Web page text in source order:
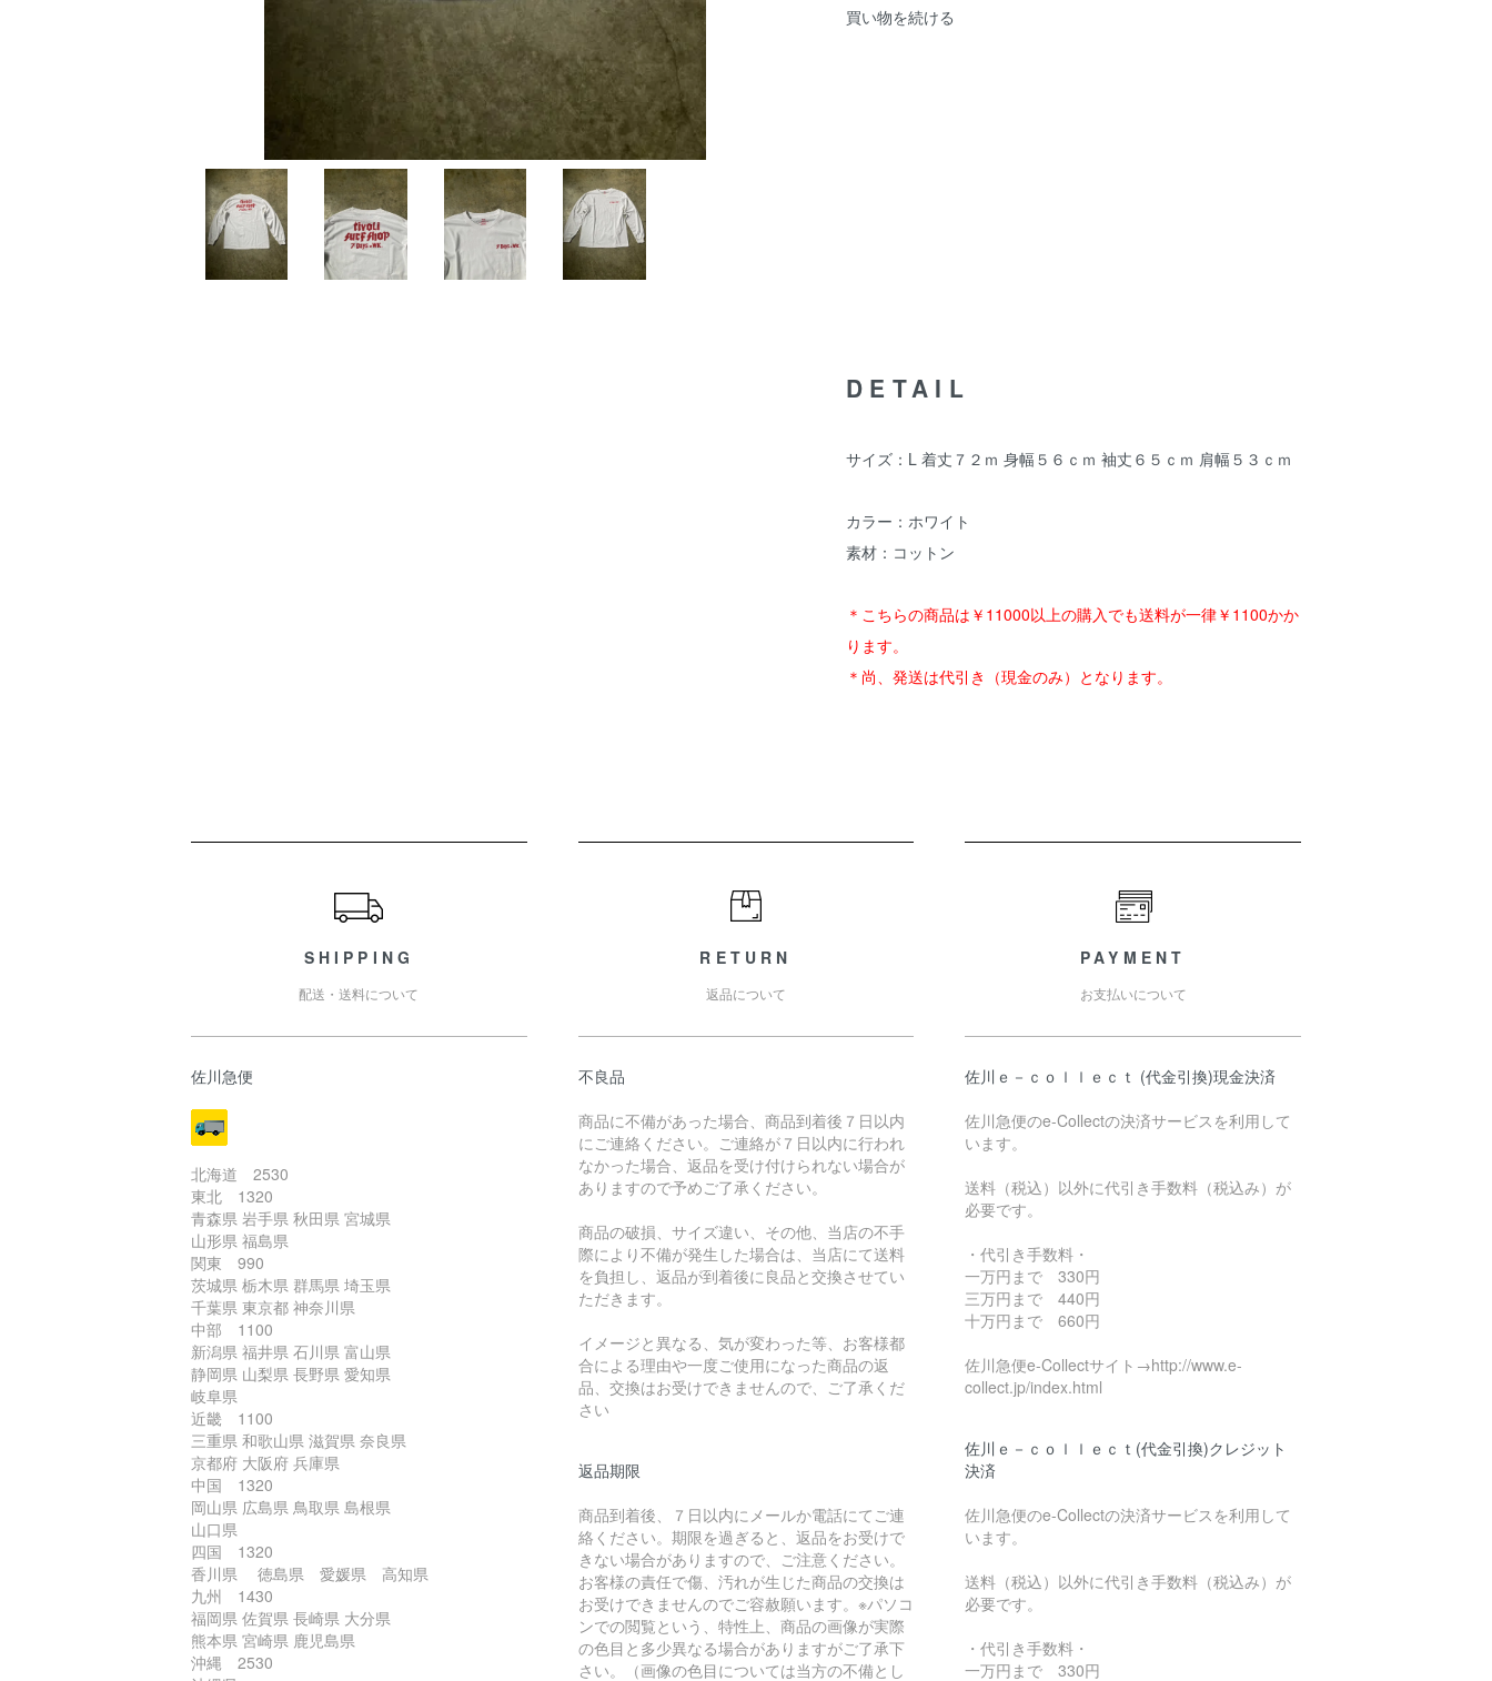
買い物を続ける
DETAIL
サイズ：L 着丈７２ｍ 身幅５６ｃｍ 袖丈６５ｃｍ 肩幅５３ｃｍ
カラー：ホワイト
素材：コットン
＊こちらの商品は￥11000以上の購入でも送料が一律￥1100かか
ります。
＊尚、発送は代引き（現金のみ）となります。
SHIPPING
配送・送料について
佐川急便
北海道 2530
東北 1320
青森県 岩手県 秋田県 宮城県
山形県 福島県
関東 990
茨城県 栃木県 群馬県 埼玉県
千葉県 東京都 神奈川県
中部 1100
新潟県 福井県 石川県 富山県
静岡県 山梨県 長野県 愛知県
岐阜県
近畿 1100
三重県 和歌山県 滋賀県 奈良県
京都府 大阪府 兵庫県
中国 1320
岡山県 広島県 鳥取県 島根県
山口県
四国 1320
香川県 徳島県 愛媛県 高知県
九州 1430
福岡県 佐賀県 長崎県 大分県
熊本県 宮崎県 鹿児島県
沖縄 2530
RETURN
返品について
不良品
商品に不備があった場合、商品到着後７日以内
にご連絡ください。ご連絡が７日以内に行われ
なかった場合、返品を受け付けられない場合が
ありますので予めご了承ください。
商品の破損、サイズ違い、その他、当店の不手
際により不備が発生した場合は、当店にて送料
を負担し、返品が到着後に良品と交換させてい
ただきます。
イメージと異なる、気が変わった等、お客様都
合による理由や一度ご使用になった商品の返
品、交換はお受けできませんので、ご了承くだ
さい
返品期限
商品到着後、７日以内にメールか電話にてご連
絡ください。期限を過ぎると、返品をお受けで
きない場合がありますので、ご注意ください。
お客様の責任で傷、汚れが生じた商品の交換は
お受けできませんのでご容赦願います。※パソコ
ンでの閲覧という、特性上、商品の画像が実際
の色目と多少異なる場合がありますがご了承下
さい。（画像の色目については当方の不備とし
PAYMENT
お支払いについて
佐川ｅ－ｃｏｌｌｅｃｔ (代金引換)現金決済
佐川急便のe-Collectの決済サービスを利用して
います。
送料（税込）以外に代引き手数料（税込み）が
必要です。
・代引き手数料・
一万円まで 330円
三万円まで 440円
十万円まで 660円
佐川急便e-Collectサイト→http://www.e-
collect.jp/index.html
佐川ｅ－ｃｏｌｌｅｃｔ(代金引換)クレジット
決済
佐川急便のe-Collectの決済サービスを利用して
います。
送料（税込）以外に代引き手数料（税込み）が
必要です。
・代引き手数料・
一万円まで 330円